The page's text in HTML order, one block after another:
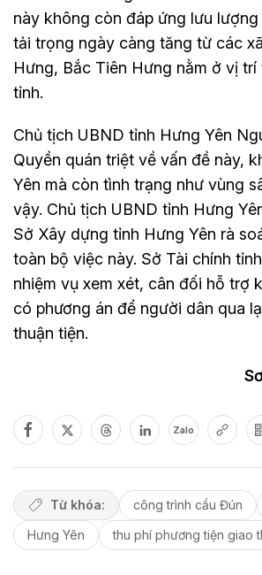
này không còn đáp ứng lưu
tải trọng ngày càng tăng từ các
Hưng, Bắc Tiên Hưng nằm ở vị trí
tỉnh.
Chủ tịch UBND tỉnh Hưng Yên
Quyền quán triệt về vấn đề này,
Yên mà còn tình trạng như vùng
vậy. Chủ tịch UBND tỉnh Hưng
Sở Xây dựng tỉnh Hưng Yên rà
toàn bộ việc này. Sở Tài chính
nhiệm vụ xem xét, cân đối hỗ trợ
có phương án để người dân qua
thuận tiện.
Zalo
Từ khóa: công trình cầu Đún
Hưng Yên
thu phí phương tiện giao